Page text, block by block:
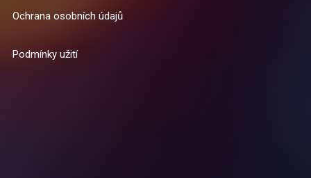
Ochrana osobních údajů
Podmínky užití